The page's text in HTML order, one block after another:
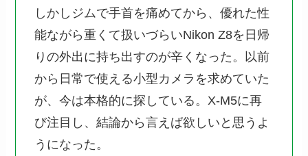
しかしジムで手首を痛めてから、優れた性
能ながら重くて扱いづらいNikon Z8を日帰
りの外出に持ち出すのが辛くなった。以前
から日常で使える小型カメラを求めていた
が、今は本格的に探している。X-M5に再
び注目し、結論から言えば欲しいと思うよ
うになった。